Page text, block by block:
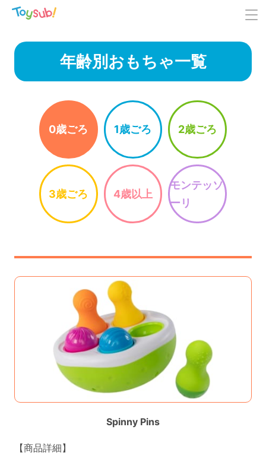
年齢別おもちゃ一覧
0歳ごろ 1歳ごろ 2歳ごろ
3歳ごろ 4歳以上
モンテッソ
ーリ
Spinny Pins
【商品詳細】